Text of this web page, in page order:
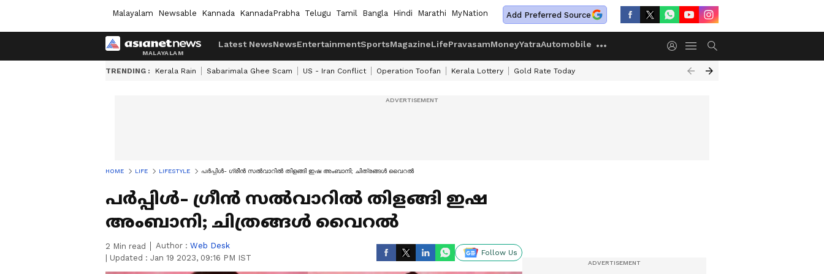
Malayalam Newsable Kannada KannadaPrabha Telugu Tamil Bangla Hindi Marathi MyNation Add Preferred Source
Latest NewsNewsEntertainmentSportsMagazineLifePravasamMoneyYatraAutomobile
TRENDING : Kerala Rain Sabarimala Ghee Scam US - Iran Conflict Operation Toofan Kerala Lottery Gold Rate Today
HOME LIFE LIFESTYLE പര്‍പ്പിള്‍- ഗ്രീന്‍ സല്‍വാറില്‍ തിളങ്ങി ഇഷ അംബാനി; ചിത്രങ്ങള്‍ വൈറല്‍
പര്‍പ്പിള്‍- ഗ്രീന്‍ സല്‍വാറില്‍ തിളങ്ങി ഇഷ
അംബാനി; ചിത്രങ്ങള്‍ വൈറല്‍
2 Min read Author : Web Desk
Updated : Jan 19 2023, 09:16 PM IST
Follow Us